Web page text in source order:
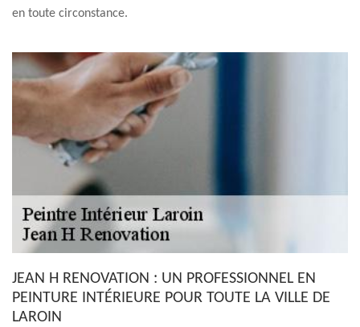
en toute circonstance.
JEAN H RENOVATION : UN PROFESSIONNEL EN
PEINTURE INTÉRIEURE POUR TOUTE LA VILLE DE
LAROIN